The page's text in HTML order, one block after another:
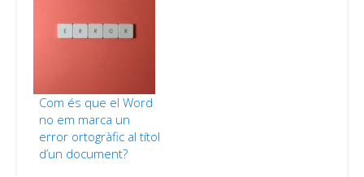
Com és que el Word
no em marca un
error ortogràfic al títol
d’un document?